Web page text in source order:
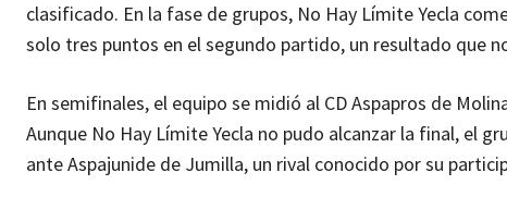
clasificado. En la fase de grupos, No Hay Límite Yecla
solo tres puntos en el segundo partido, un resultado que
En semifinales, el equipo se midió al CD Aspapros de
Aunque No Hay Límite Yecla no pudo alcanzar la final, el
ante Aspajunide de Jumilla, un rival conocido por su